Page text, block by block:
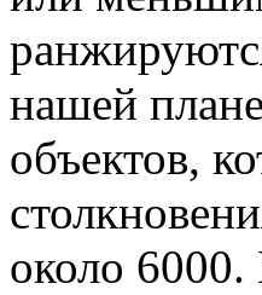
нашей
объектов,
около